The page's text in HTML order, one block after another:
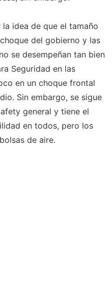
idea de que el tamaño
del gobierno y las
se desempeñan tan bien
Seguridad en las
en un choque frontal
Sin embargo, se sigue
general y tiene el
en todos, pero los
de aire.